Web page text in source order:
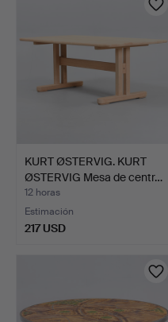
KURT ØSTERVIG. KURT
ØSTERVIG Mesa de centr…
12 horas
Estimación
217 USD